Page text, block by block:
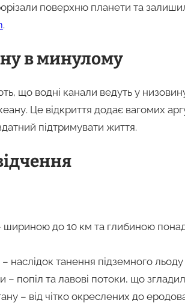
поверхню планети та
.
в минулому
що водні канали ведуть у
Це відкриття додає вагомих
підтримувати життя.
– шириною до 10 км та глибиною
наслідок танення підземного льоду
– попіл та лавові потоки, що
– від чітко окреслених до